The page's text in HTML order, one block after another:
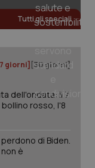
Tutti gli speciali
giorni] [30 giorni]
dell'ondata: il 7
rosso, l'8
di Biden.
è